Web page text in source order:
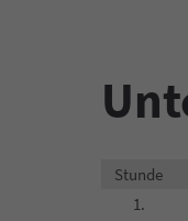
Stunde
1.